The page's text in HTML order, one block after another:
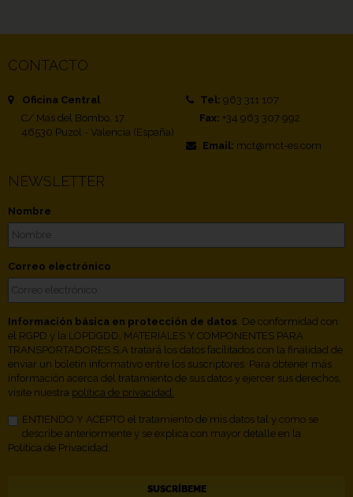
CONTACTO
Oficina Central
C/ Mas del Bombo, 17
46530 Puzol - Valencia (España)
Tel: 963 311 107
Fax: +34 963 307 992
Email: mct@mct-es.com
NEWSLETTER
Nombre
Correo electrónico
Información básica en protección de datos . De conformidad con
el RGPD y la LOPDGDD, MATERIALES Y COMPONENTES PARA
TRANSPORTADORES S.A tratará los datos facilitados con la finalidad de
enviar un boletín informativo entre los suscriptores. Para obtener más
información acerca del tratamiento de sus datos y ejercer sus derechos,
visite nuestra política de privacidad.
ENTIENDO Y ACEPTO el tratamiento de mis datos tal y como se
describe anteriormente y se explica con mayor detalle en la
Política de Privacidad.